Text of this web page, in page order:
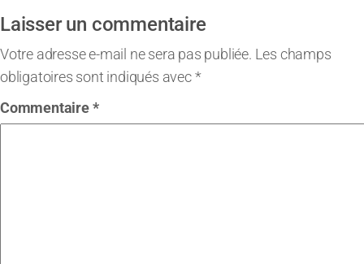
Laisser un commentaire
Votre adresse e-mail ne sera pas publiée. Les champs
obligatoires sont indiqués avec*
Commentaire*